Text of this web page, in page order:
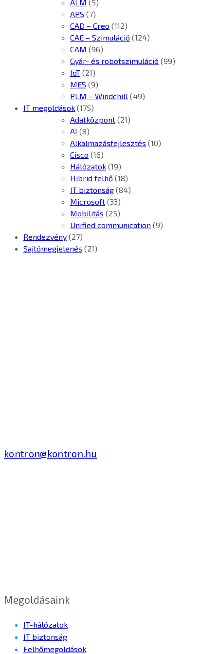
ALM (5)
APS (7)
CAD – Creo (112)
CAE – Szimuláció (124)
CAM (96)
Gyár- és robotszimuláció (99)
IoT (21)
MES (9)
PLM – Windchill (49)
IT megoldások (175)
Adatközpont (21)
AI (8)
Alkalmazásfejlesztés (10)
Cisco (16)
Hálózatok (19)
Hibrid felhő (18)
IT biztonság (84)
Microsoft (33)
Mobilitás (25)
Unified communication (9)
Rendezvény (27)
Sajtómegjelenés (21)
kontron@kontron.hu
Megoldásaink
IT-hálózatok
IT biztonság
Felhőmegoldások